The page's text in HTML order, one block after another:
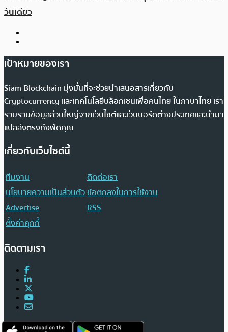
วันเดียว
เป้าหมายของเรา
Siam Blockchain มุ่งมั่นที่จะช่วยนำเสนอสารเกี่ยวกับ
Cryptocurrency และเทคโนโลยีบล็อกเชนเพื่อคนไทย ในภาษาไทย เรา
รวบรวมข้อมูลส่วนใหญ่จากเว็บไซต์และเว็บบอร์ดต่างประเทศและนำมา
แปลส่งตรงถึงฟีดคุณ
เกี่ยวกับเว็บไซต์นี้
ทีมงาน
ติดต่อเรา
นโยบายความเป็นส่วนตัวข้อตกลงในการใช้งาน
Advertise
RSS
ตั้งค่าคุกกี้
ติดตามเรา